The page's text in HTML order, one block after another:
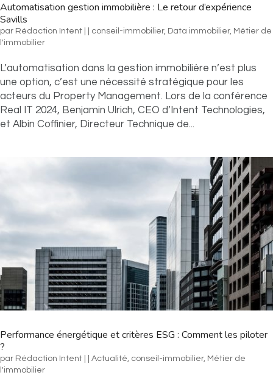
Automatisation gestion immobilière : Le retour d’expérience
Savills
par Rédaction Intent conseil-immobilier, Data immobilier​, Métier de
l'immobilier​
L’automatisation dans la gestion immobilière n’est plus
une option, c’est une nécessité stratégique pour les
acteurs du Property Management. Lors de la conférence
Real IT 2024, Benjamin Ulrich, CEO d’Intent Technologies,
et Albin Coffinier, Directeur Technique de...
Performance énergétique et critères ESG : Comment les piloter
?
par Rédaction Intent Actualité​, conseil-immobilier, Métier de
l'immobilier​